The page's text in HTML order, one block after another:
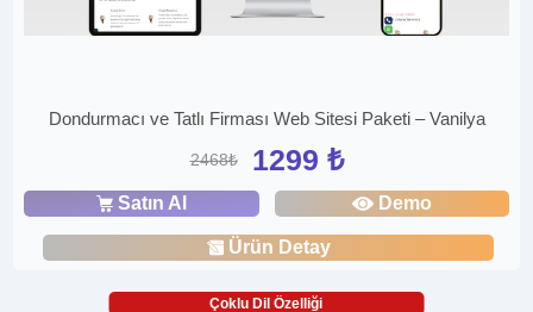
Dondurmacı ve Tatlı Firması Web Sitesi Paketi – Vanilya
2468₺ 1299 ₺
Satın Al Demo
Ürün Detay
Çoklu Dil Özelliği